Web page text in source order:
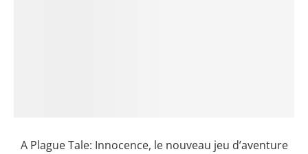
A Plague Tale: Innocence, le nouveau jeu d’aventure